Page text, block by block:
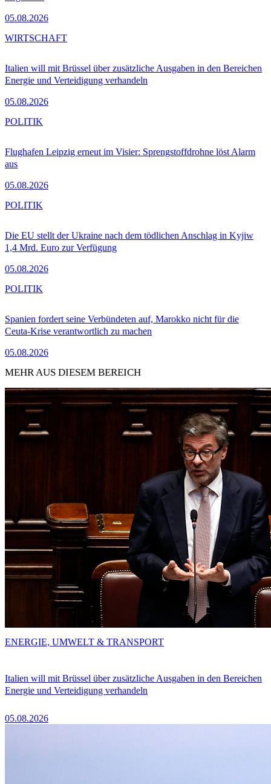
05.08.2026
Italien will mit Brüssel über zusätzliche Ausgaben in den Bereichen
Energie und Verteidigung verhandeln
05.08.2026
WIRTSCHAFT
Flughafen Leipzig erneut im Visier: Sprengstoffdrohne löst Alarm
aus
05.08.2026
POLITIK
Die EU stellt der Ukraine nach dem tödlichen Anschlag in Kyjiw
1,4 Mrd. Euro zur Verfügung
05.08.2026
POLITIK
Spanien fordert seine Verbündeten auf, Marokko nicht für die
Ceuta-Krise verantwortlich zu machen
05.08.2026
POLITIK
MEHR AUS DIESEM BEREICH
Italien will mit Brüssel über zusätzliche Ausgaben in den Bereichen
Energie und Verteidigung verhandeln
05.08.2026
ENERGIE, UMWELT & TRANSPORT